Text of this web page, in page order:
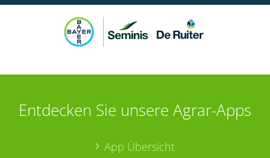
Entdecken Sie unsere Agrar-Apps
App Übersicht